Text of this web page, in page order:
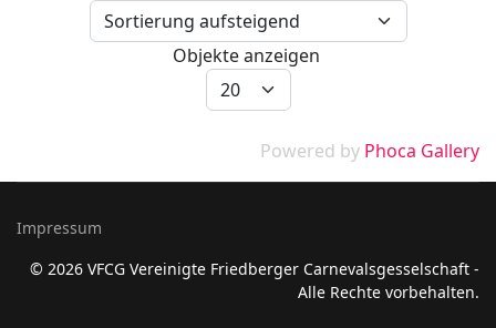
Objekte anzeigen
Powered by Phoca Gallery
Impressum
© 2026 VFCG Vereinigte Friedberger Carnevalsgesselschaft -
Alle Rechte vorbehalten.